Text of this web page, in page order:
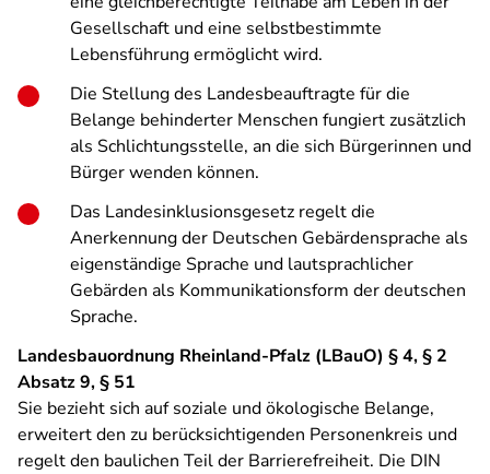
Gesellschaft und eine selbstbestimmte
Lebensführung ermöglicht wird.
Die Stellung des Landesbeauftragte für die
Belange behinderter Menschen fungiert zusätzlich
als Schlichtungsstelle, an die sich Bürgerinnen und
Bürger wenden können.
Das Landesinklusionsgesetz regelt die
Anerkennung der Deutschen Gebärdensprache als
eigenständige Sprache und lautsprachlicher
Gebärden als Kommunikationsform der deutschen
Sprache.
Landesbauordnung Rheinland-Pfalz (LBauO) § 4, § 2
Absatz 9, § 51
Sie bezieht sich auf soziale und ökologische Belange,
erweitert den zu berücksichtigenden Personenkreis und
regelt den baulichen Teil der Barrierefreiheit. Die DIN